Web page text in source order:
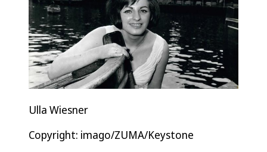
Ulla Wiesner
Copyright: imago/ZUMA/Keystone